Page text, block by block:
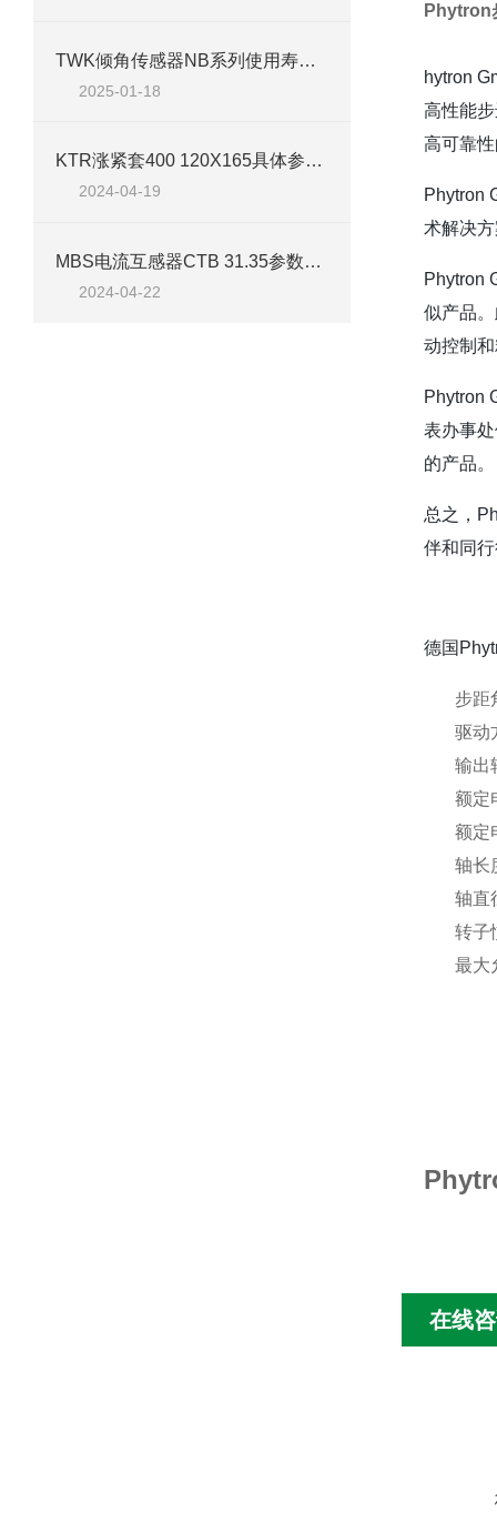
TWK倾角传感器NB系列使用寿命长外壳坚固安装简单
2025-01-18
KTR涨紧套400 120X165具体参数及案例
2024-04-19
MBS电流互感器CTB 31.35参数特点及案例
2024-04-22
Phytron
hytron
高性能
高可靠
Phytron
术解决
Phytron
似产品
动控制
Phytron
表办事
的产品。
总之，
伴和同
德国
步距
驱动
输出
额定
额定
轴长
轴直
转子
最大
在线